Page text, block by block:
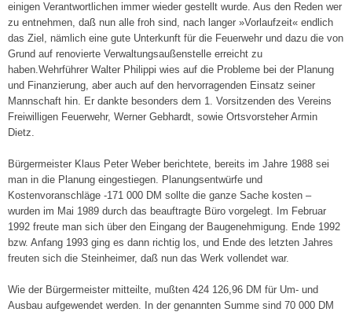
einigen Verantwortlichen immer wieder gestellt wurde. Aus den Reden wer
zu entnehmen, daß nun alle froh sind, nach langer »Vorlaufzeit« endlich
das Ziel, nämlich eine gute Unterkunft für die Feuerwehr und dazu die von
Grund auf renovierte Verwaltungs­außenstelle erreicht zu
haben.Wehrführer Walter Philippi wies auf die Probleme bei der Planung
und Finanzierung, aber auch auf den hervorragenden Einsatz seiner
Mannschaft hin. Er dankte besonders dem 1. Vorsitzenden des Vereins
Freiwilligen Feuerwehr, Werner Gebhardt, sowie Ortsvorsteher Armin
Dietz.
Bürgermeister Klaus Peter Weber berichtete, bereits im Jahre 1988 sei
man in die Planung eingestiegen. Planungsentwürfe und
Kostenvoranschläge -171 000 DM sollte die ganze Sache kosten –
wurden im Mai 1989 durch das beauftragte Büro vorgelegt. Im Februar
1992 freute man sich über den Eingang der Baugenehmigung. Ende 1992
bzw. Anfang 1993 ging es dann richtig los, und Ende des letzten Jahres
freuten sich die Steinheimer, daß nun das Werk vollendet war.
Wie der Bürgermeister mitteilte, mußten 424 126,96 DM für Um- und
Ausbau aufgewendet werden. In der genannten Summe sind 70 000 DM